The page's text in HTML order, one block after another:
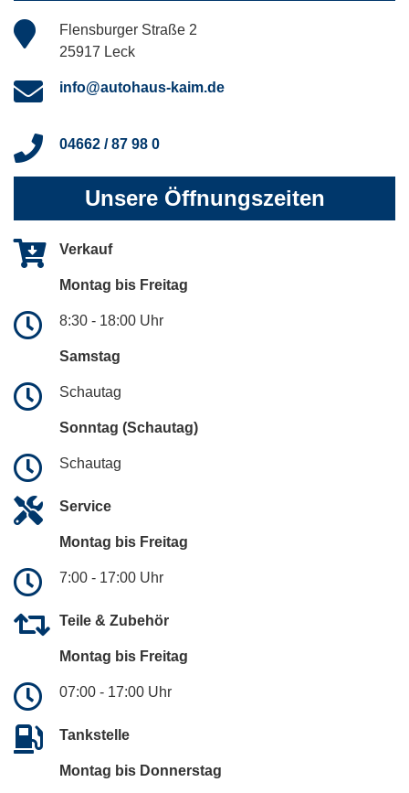
Flensburger Straße 2
25917 Leck
info@autohaus-kaim.de
04662 / 87 98 0
Unsere Öffnungszeiten
Verkauf
Montag bis Freitag
8:30 - 18:00 Uhr
Samstag
Schautag
Sonntag (Schautag)
Schautag
Service
Montag bis Freitag
7:00 - 17:00 Uhr
Teile & Zubehör
Montag bis Freitag
07:00 - 17:00 Uhr
Tankstelle
Montag bis Donnerstag